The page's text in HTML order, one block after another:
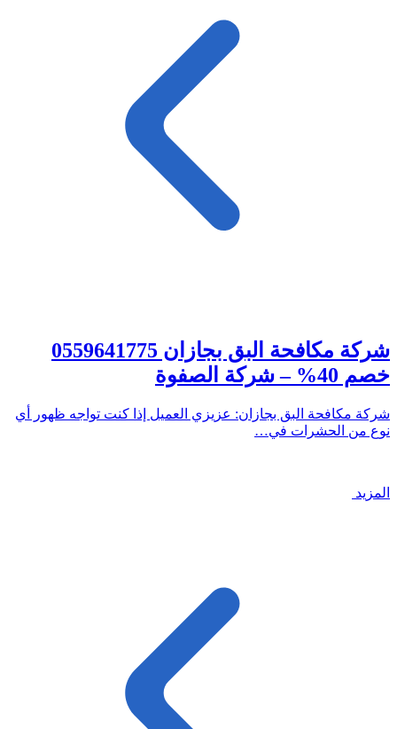
شركة مكافحة البق بجازان 0559641775
خصم 40% – شركة الصفوة
شركة مكافحة البق بجازان: عزيزي العميل إذا كنت تواجه ظهور أي
نوع من الحشرات في…
المزيد